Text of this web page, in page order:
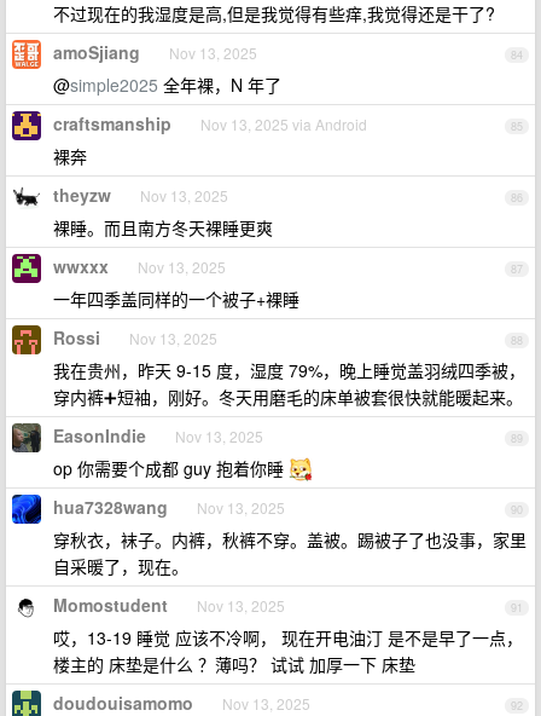
不过现在的我湿度是高,但是我觉得有些痒,我觉得还是干了?
84
amoSjiang Nov 13, 2025
@simple2025 全年裸，N 年了
85
craftsmanship Nov 13, 2025 via Android
裸奔
86
theyzw Nov 13, 2025
裸睡。而且南方冬天裸睡更爽
87
wwxxx Nov 13, 2025
一年四季盖同样的一个被子+裸睡
88
Rossi Nov 13, 2025
我在贵州，昨天 9-15 度，湿度 79%，晚上睡觉盖羽绒四季被，
穿内裤➕短袖，刚好。冬天用磨毛的床单被套很快就能暖起来。
89
EasonIndie Nov 13, 2025
op 你需要个成都 guy 抱着你睡
90
hua7328wang Nov 13, 2025
穿秋衣，袜子。内裤，秋裤不穿。盖被。踢被子了也没事，家里
自采暖了，现在。
91
Momostudent Nov 13, 2025
哎，13-19 睡觉 应该不冷啊， 现在开电油汀 是不是早了一点，
楼主的 床垫是什么 ？薄吗？ 试试 加厚一下 床垫
92
doudouisamomo Nov 13, 2025